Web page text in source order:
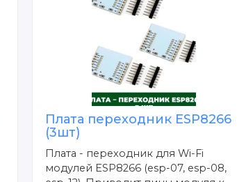
Плата переходник ESP8266
(3шт)
Плата - переходник для Wi-Fi
модулей ESP8266 (esp-07, esp-08,